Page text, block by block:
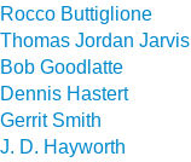
Rocco Buttiglione
Thomas Jordan Jarvis
Bob Goodlatte
Dennis Hastert
Gerrit Smith
J. D. Hayworth